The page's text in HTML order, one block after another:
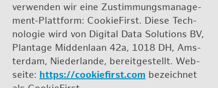
ver­wen­den wir eine Zu­stim­mungs­ma­nage­
ment-Platt­form: Coo­kie­First. Diese Tech­
no­lo­gie wird von Di­gi­tal Data So­lu­ti­ons BV,
Plan­ta­ge Mid­den­la­an 42a, 1018 DH, Ams­
ter­dam, Nie­der­lan­de, be­reit­ge­stellt. Web­
sei­te: https://​cookiefirst.​com be­zeich­net